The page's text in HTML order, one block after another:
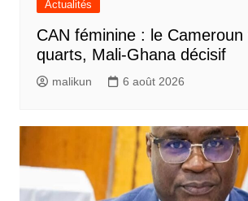
Actualités
CAN féminine : le Cameroun
quarts, Mali-Ghana décisif
malikun 6 août 2026